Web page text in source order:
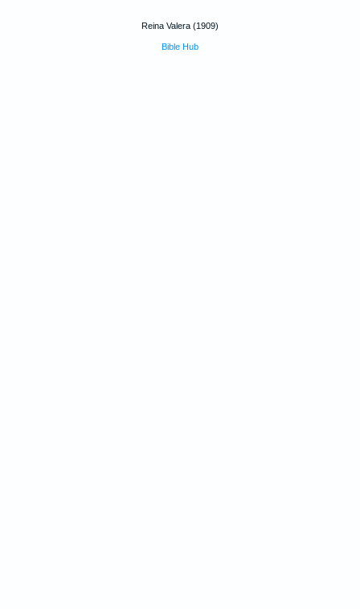
Reina Valera (1909)
Bible Hub